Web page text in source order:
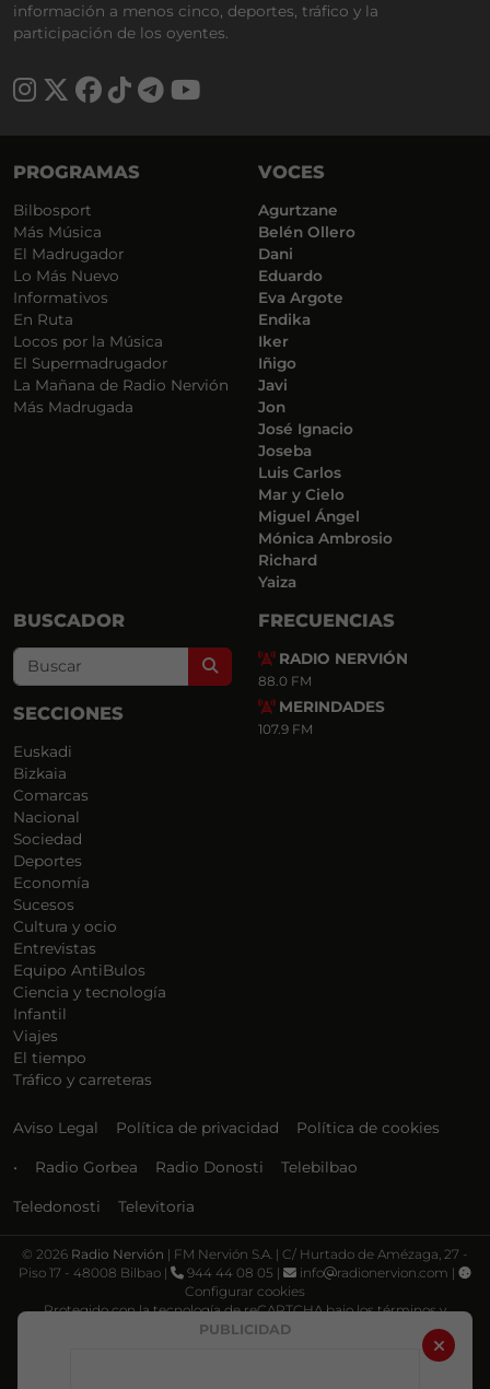
PUBLICIDAD
información a menos cinco, deportes, tráfico y la
participación de los oyentes.
PROGRAMAS
Bilbosport
Más Música
El Madrugador
Lo Más Nuevo
Informativos
En Ruta
Locos por la Música
El Supermadrugador
La Mañana de Radio Nervión
Más Madrugada
VOCES
Agurtzane
Belén Ollero
Dani
Eduardo
Eva Argote
Endika
Iker
Iñigo
Javi
Jon
José Ignacio
Joseba
Luis Carlos
Mar y Cielo
Miguel Ángel
Mónica Ambrosio
Richard
Yaiza
BUSCADOR
Search
SECCIONES
Euskadi
Bizkaia
Comarcas
Nacional
Sociedad
Deportes
Economía
Sucesos
Cultura y ocio
Entrevistas
Equipo AntiBulos
Ciencia y tecnología
Infantil
Viajes
El tiempo
Tráfico y carreteras
FRECUENCIAS
RADIO NERVIÓN
88.0 FM
MERINDADES
107.9 FM
Aviso Legal Política de privacidad Política de cookies
• Radio Gorbea Radio Donosti Telebilbao
Teledonosti Televitoria
© 2026 Radio Nervión | FM Nervión S.A. | C/ Hurtado de Amézaga, 27 -
Piso 17 - 48008 Bilbao |
944 44 08 05 | info
radionervion.com |
Configurar cookies
Protegido con la tecnología de reCAPTCHA bajo los términos y
Política de privacidad Términos de servicio